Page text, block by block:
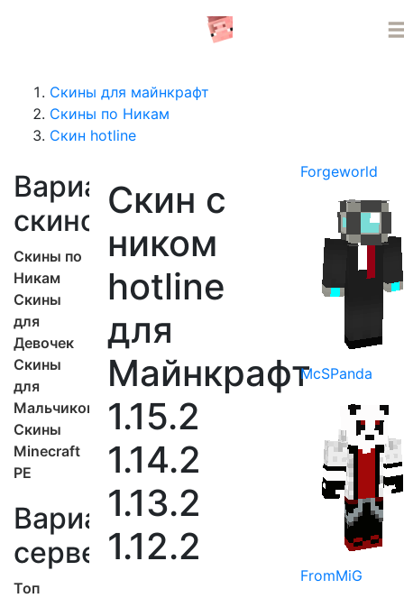
Скины для майнкрафт
Скины по Никам
Скин hotline
Варианты
скинов
Скины по
Никам
Скины
для
Девочек
Скины
для
Мальчиков
Скины
Minecraft
PE
Варианты
серверов
Топ
Скин с
ником
hotline
для
Майнкрафт
1.15.2
1.14.2
1.13.2
1.12.2
Forgeworld
McSPanda
FromMiG